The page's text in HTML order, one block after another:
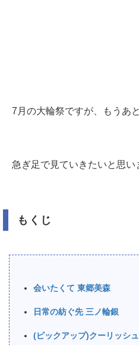
7月の大輪祭ですが、もうあ
急ぎ足で見ていきたいと思い
もくじ
会いたくて 東郷美森
日常の紡ぐ先 三ノ輪銀
(ピックアップ)クーリッシ